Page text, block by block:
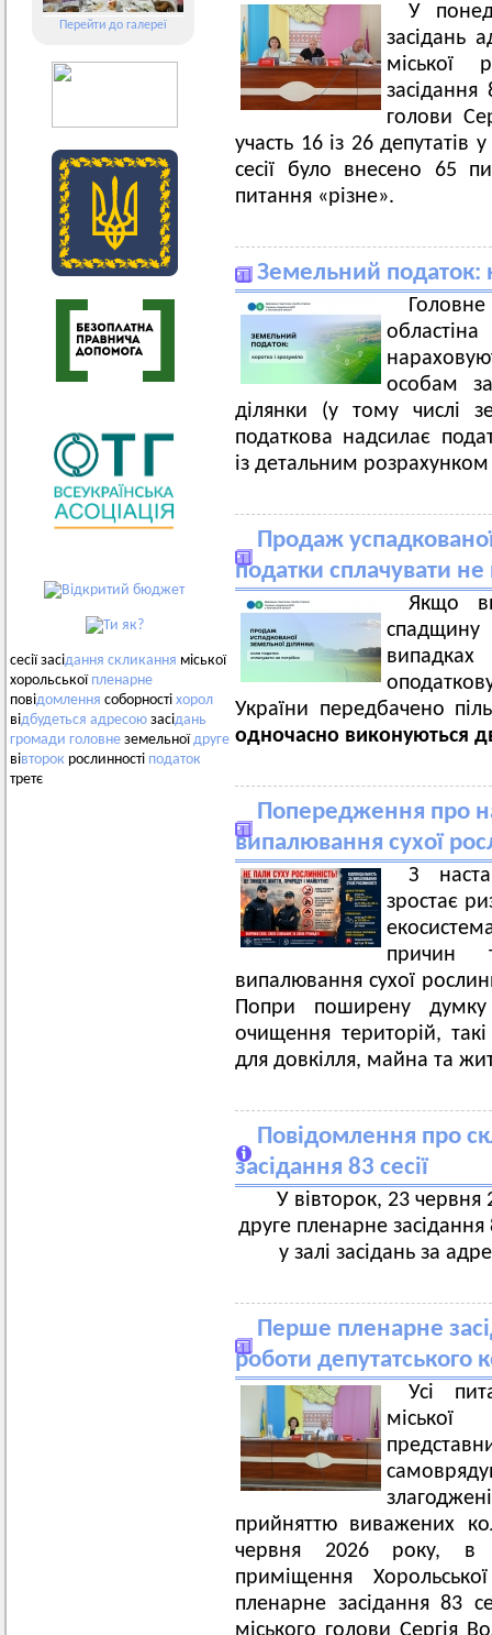
Перейти до галереї
сесії засідання скликання міської
хорольської пленарне
повідомлення соборності хорол
відбудеться адресою засідань
громади головне земельноїдруге
вівторок рослинності податок
третє
У
засідань
міської
засідання
голови
участь 16 із 26 депутатів
сесії було внесено 65
питання «різне».
Земельний податок:
особам
ділянки (у тому числі
податкова надсилає
із детальним
Продаж
податки сплачувати не
Якщо
спадщину
України передбачено
одночасно виконуються
Попередження про
випалювання сухої
З
зростає
причин
випалювання сухої
Попри поширену
очищення територій,
для довкілля, майна та
Повідомлення про
засідання 83 сесії
У вівторок, 23 червня
друге пленарне засідання
у залі засідань за
Перше пленарне
роботи депутатського
Усі
прийняттю виважених
червня 2026 року, в
приміщення
пленарне засідання 83
міського голови Сергія